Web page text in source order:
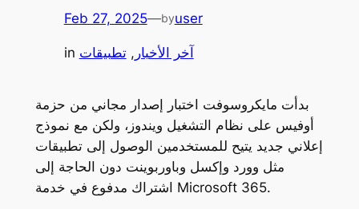
Feb 27, 2025—byuser
in آخر الأخبار , تطبيقات
بدأت مايكروسوفت اختبار إصدار مجاني من حزمة
أوفيس على نظام التشغيل ويندوز، ولكن مع نموذج
إعلاني جديد يتيح للمستخدمين الوصول إلى تطبيقات
مثل وورد وإكسل وباوربوينت دون الحاجة إلى
اشتراك مدفوع في خدمة Microsoft 365.